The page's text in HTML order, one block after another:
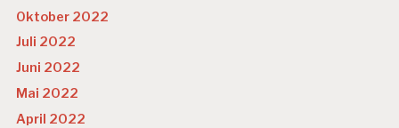
Oktober 2022
Juli 2022
Juni 2022
Mai 2022
April 2022